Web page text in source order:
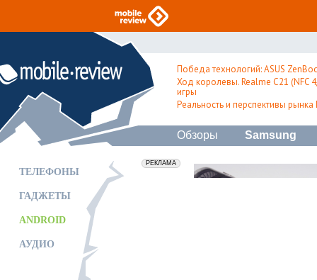
Победа технологий: ASUS
Ход королевы. Realme C21 (NFC
игры
Реальность и перспективы
Обзоры Samsung
ТЕЛЕФОНЫ
ГАДЖЕТЫ
ANDROID
АУДИО
erid: 2VfnxxmNzs5
РЕКЛАМА